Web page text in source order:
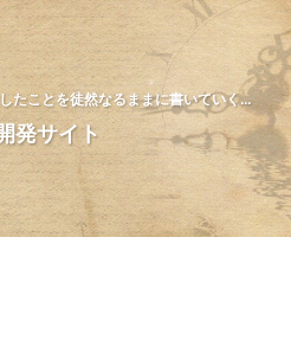
たことを徒然なるままに書いていく…
発サイト